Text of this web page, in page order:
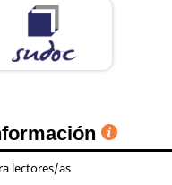
lectores/as